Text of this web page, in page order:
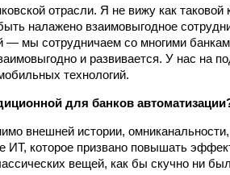
отрасли. Я не вижу как
налажено взаимовыгодное
— мы сотрудничаем со многими
и развивается. У нас на
технологий.
для банков
внешней истории,
ИТ, которое призвано повышать
вещей, как бы скучно ни